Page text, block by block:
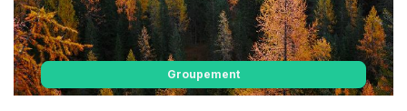
Groupement